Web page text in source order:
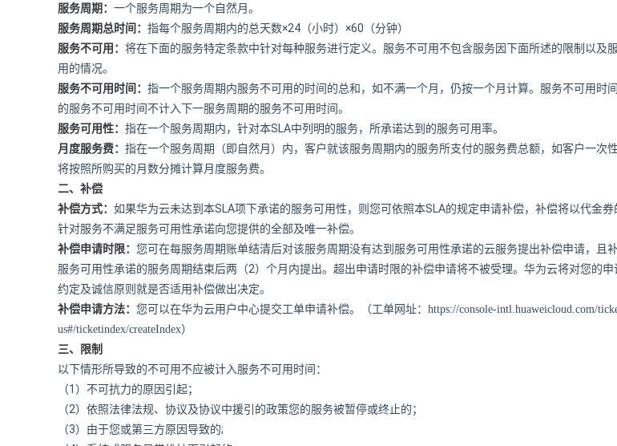
服务周期： 一个服务周期为一个自然月。
服务周期总时间： 指每个服务周期内的总天数×24 （小时） ×60 （分钟）
服务不可用： 将在下面的服务特定条款中针对每种服务进行定义。服务不可用不包含服务因下面所述的限制以及
用的情况。
服务不可用时间： 指一个服务周期内服务不可用的时间的总和，如不满一个月，仍按一个月计算。服务不可用时
的服务不可用时间不计入下一服务周期的服务不可用时间。
服务可用性： 指在一个服务周期内，针对本SLA中列明的服务，所承诺达到的服务可用率。
月度服务费： 指在一个服务周期（即自然月）内，客户就该服务周期内的服务所支付的服务费总额，如客户一次
将按照所购买的月数分摊计算月度服务费。
二、补偿
补偿方式： 如果华为云未达到本SLA项下承诺的服务可用性，则您可依照本SLA的规定申请补偿，补偿将以代金
针对服务不满足服务可用性承诺向您提供的全部及唯一补偿。
补偿申请时限： 您可在每服务周期账单结清后对该服务周期没有达到服务可用性承诺的云服务提出补偿申请，且
服务可用性承诺的服务周期结束后两（2）个月内提出。超出申请时限的补偿申请将不被受理。华为云将对您的
约定及诚信原则就是否适用补偿做出决定。
补偿申请方法： 您可以在华为云用户中心提交工单申请补偿。（工单网址： https://console-intl.huaweicloud.com/
us#/ticketindex/createIndex）
三、限制
以下情形所导致的不可用不应被计入服务不可用时间：
（1） 不可抗力的原因引起；
（2） 依照法律法规、协议及协议中援引的政策您的服务被暂停或终止的；
（3） 由于您或第三方原因导致的;